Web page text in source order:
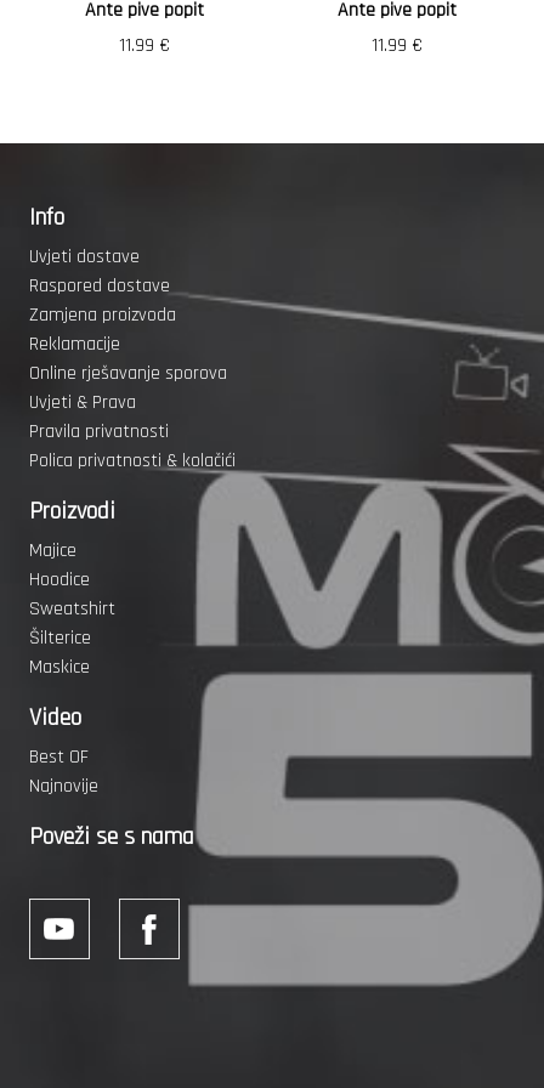
Ante pive popit
11.99 €
Ante pive popit
11.99 €
Info
Uvjeti dostave
Raspored dostave
Zamjena proizvoda
Reklamacije
Online rješavanje sporova
Uvjeti & Prava
Pravila privatnosti
Polica privatnosti & kolačići
Proizvodi
Majice
Hoodice
Sweatshirt
Šilterice
Maskice
Video
Best OF
Najnovije
Poveži se s nama